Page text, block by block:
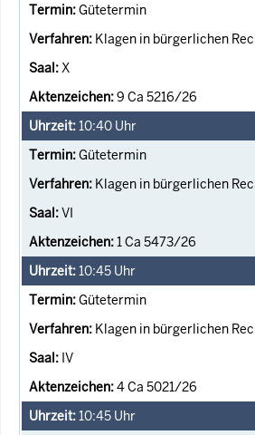
Gütetermin
Klagen in bürgerlichen
X
9 Ca 5216/26
10:40 Uhr
Gütetermin
Klagen in bürgerlichen
VI
1 Ca 5473/26
10:45 Uhr
Gütetermin
Klagen in bürgerlichen
IV
4 Ca 5021/26
10:45 Uhr